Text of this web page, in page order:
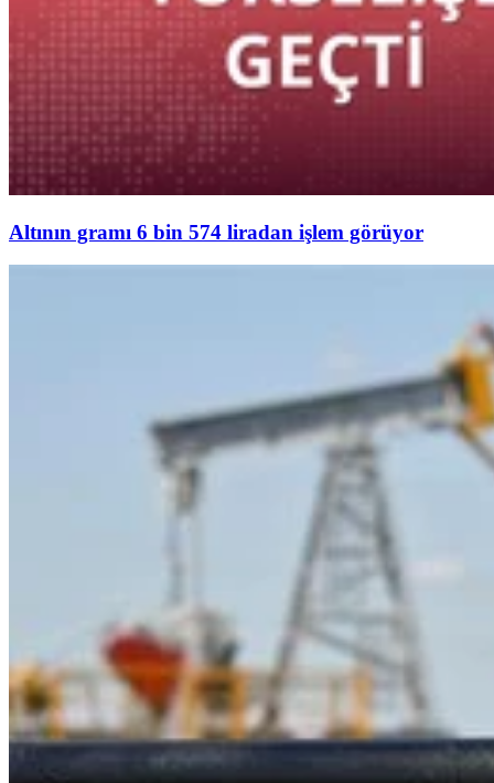
Altının gramı 6 bin 574 liradan işlem görüyor